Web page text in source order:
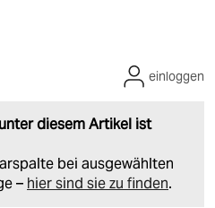
diesem Artikel ist
bei ausgewählten
– hier sind sie zu finden.
einloggen